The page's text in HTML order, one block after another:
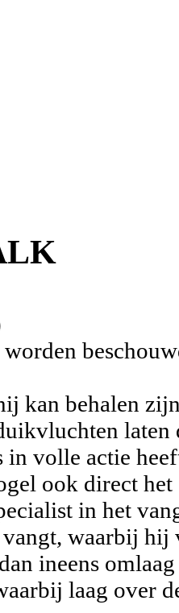
kan behalen
laten
in volle actie
ook direct
in het
waarbij hij
ineens
laag over